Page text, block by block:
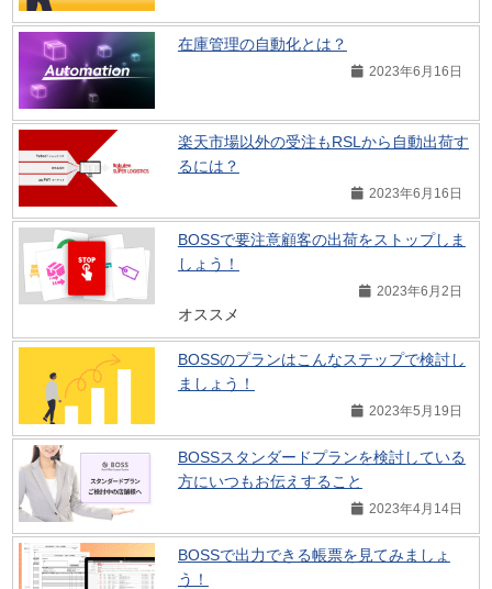
在庫管理の自動化とは？
2023年6月16日
楽天市場以外の受注もRSLから自動出荷す
るには？
2023年6月16日
BOSSで要注意顧客の出荷をストップしま
しょう！
2023年6月2日
オススメ
BOSSのプランはこんなステップで検討し
ましょう！
2023年5月19日
BOSSスタンダードプランを検討している
方にいつもお伝えすること
2023年4月14日
BOSSで出力できる帳票を見てみましょ
う！